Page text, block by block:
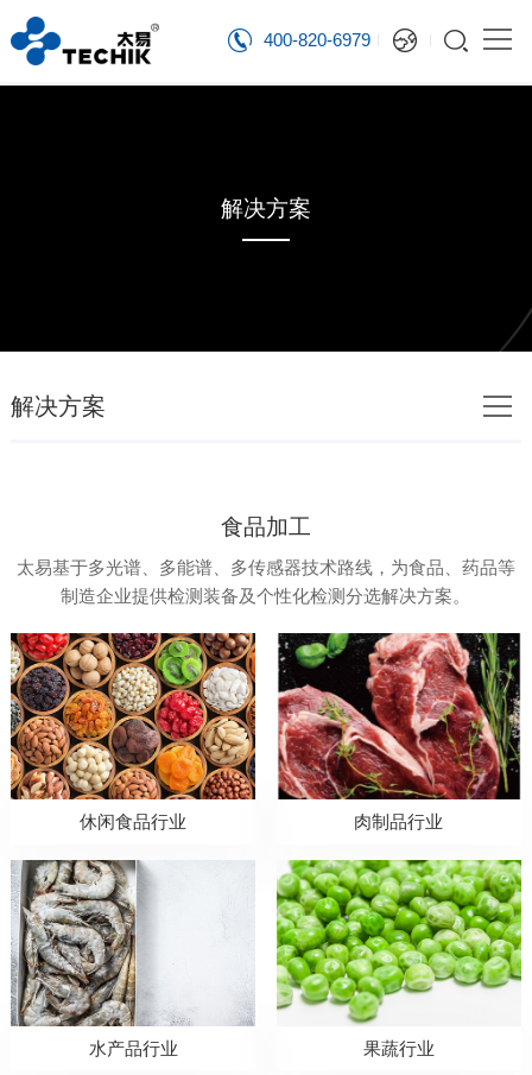
400-820-6979
解决方案
解决方案
食品加工
太易基于多光谱、多能谱、多传感器技术路线，为食品、药品等
制造企业提供检测装备及个性化检测分选解决方案。
休闲食品行业 肉制品行业
水产品行业 果蔬行业